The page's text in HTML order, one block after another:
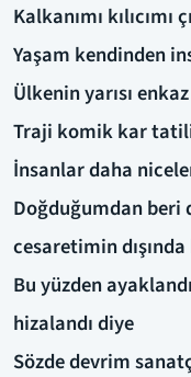
Kalkanımı kılıcımı
Yaşam kendinden
Ülkenin yarısı
Traji komik kar
İnsanlar daha
Doğduğumdan
cesaretimin
Bu yüzden
hizalandı diye
Sözde devrim